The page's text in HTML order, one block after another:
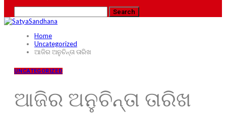
Home
Uncategorized
ଆଜିର ଅନୁଚିନ୍ତା ତାରିଖ
UNCATEGORIZED
ଆଜିର ଅନୁଚିନ୍ତା ତାରିଖ